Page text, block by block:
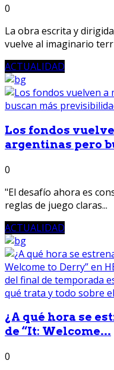
0
La obra escrita y
vuelve al imaginario
ACTUALIDAD
Los fondos
argentinas pero
0
"El desafío ahora es
reglas de juego claras...
ACTUALIDAD
¿A qué hora se
de “It: Welcome...
0